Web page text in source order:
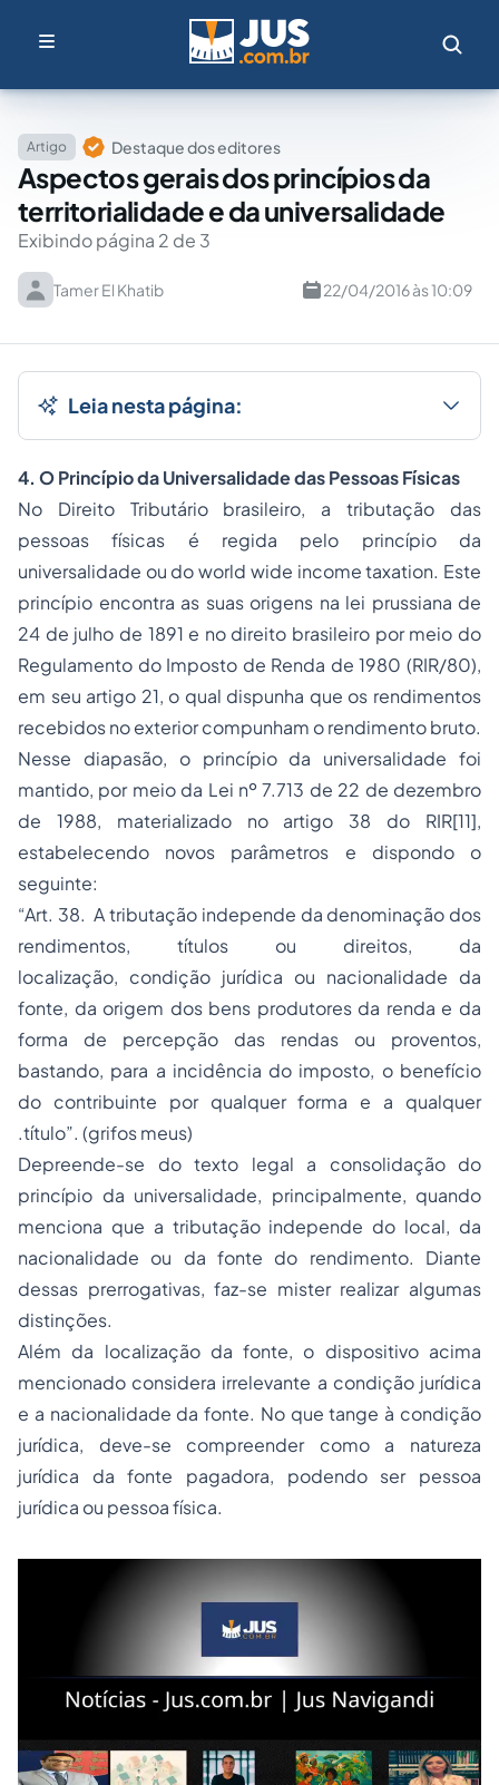
Artigo Destaque dos editores
Aspectos gerais dos princípios da
territorialidade e da universalidade
Exibindo página 2 de 3
Tamer El Khatib 22/04/2016 às 10:09
Leia nesta página:
4. O Princípio da Universalidade das Pessoas Físicas
No Direito Tributário brasileiro, a tributação das
pessoas físicas é regida pelo princípio da
universalidade ou do world wide income taxation. Este
princípio encontra as suas origens na lei prussiana de
24 de julho de 1891 e no direito brasileiro por meio do
Regulamento do Imposto de Renda de 1980 (RIR/80),
em seu artigo 21, o qual dispunha que os rendimentos
recebidos no exterior compunham o rendimento bruto.
Nesse diapasão, o princípio da universalidade foi
mantido, por meio da Lei nº 7.713 de 22 de dezembro
de 1988, materializado no artigo 38 do RIR[11],
estabelecendo novos parâmetros e dispondo o
seguinte:
“Art. 38. A tributação independe da denominação dos
rendimentos, títulos ou direitos, da
localização, condição jurídica ou nacionalidade da
fonte, da origem dos bens produtores da renda e da
forma de percepção das rendas ou proventos,
bastando, para a incidência do imposto, o benefício
do contribuinte por qualquer forma e a qualquer
.título”. (grifos meus)
Depreende-se do texto legal a consolidação do
princípio da universalidade, principalmente, quando
menciona que a tributação independe do local, da
nacionalidade ou da fonte do rendimento. Diante
dessas prerrogativas, faz-se mister realizar algumas
distinções.
Além da localização da fonte, o dispositivo acima
mencionado considera irrelevante a condição jurídica
e a nacionalidade da fonte. No que tange à condição
jurídica, deve-se compreender como a natureza
jurídica da fonte pagadora, podendo ser pessoa
jurídica ou pessoa física.